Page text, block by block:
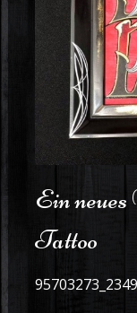
Ein
Tattoo